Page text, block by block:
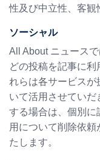
性及び中立性、客観
ソーシャル
All About ニュース
どの投稿を記事に利
れらは各サービス
いて活用させていだ
する場合は、個別に
用について削除依
たします。